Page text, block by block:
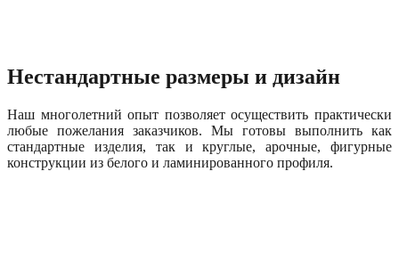
Нестандартные размеры и дизайн
Наш многолетний опыт позволяет осуществить практически
любые пожелания заказчиков. Мы готовы выполнить как
стандартные изделия, так и круглые, арочные, фигурные
конструкции из белого и ламинированного профиля.